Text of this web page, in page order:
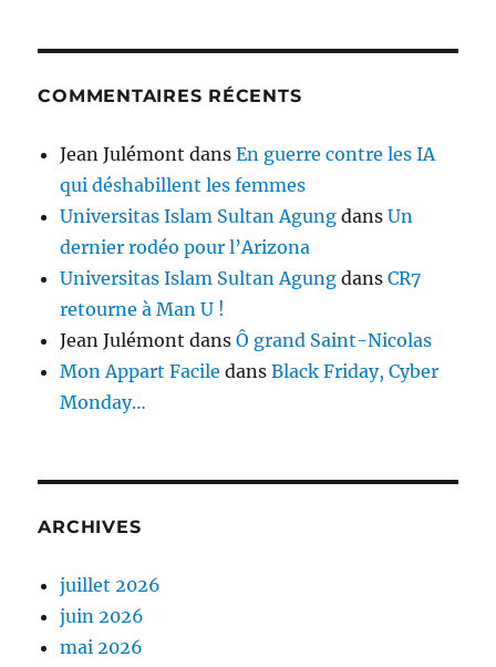
COMMENTAIRES RÉCENTS
Jean Julémont dansEn guerre contre les IA
qui déshabillent les femmes
Universitas Islam Sultan Agung dansUn
dernier rodéo pour l’Arizona
Universitas Islam Sultan Agung dansCR7
retourne à Man U !
Jean Julémont dansÔ grand Saint-Nicolas
Mon Appart Facile dansBlack Friday, Cyber
Monday…
ARCHIVES
juillet 2026
juin 2026
mai 2026